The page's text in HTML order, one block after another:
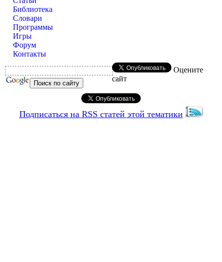
Библиотека
Словари
Программы
Игры
Форум
Контакты
Оцените
сайт
Подписаться на RSS статей этой тематики